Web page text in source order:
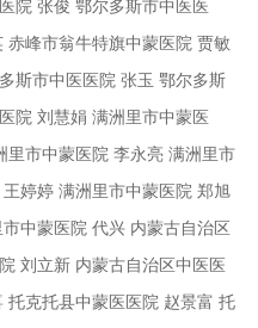
院 张俊 鄂尔多斯市中医医
赤峰市翁牛特旗中蒙医院 贾敏
斯市中医医院 张玉 鄂尔多斯
院 刘慧娟 满洲里市中蒙医
里市中蒙医院 李永亮 满洲里市
王婷婷 满洲里市中蒙医院 郑旭
市中蒙医院 代兴 内蒙古自治区
刘立新 内蒙古自治区中医医
托克托县中蒙医医院 赵景富 托